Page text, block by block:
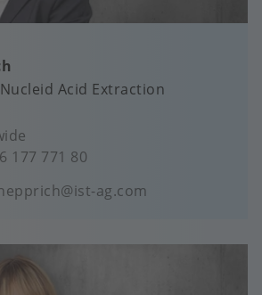
Acid Extraction
177 771 80
ag.com